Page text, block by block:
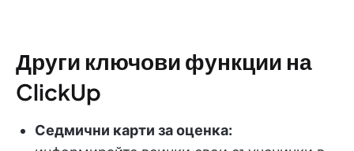
Други ключови функции на
ClickUp
Седмични карти за оценка: